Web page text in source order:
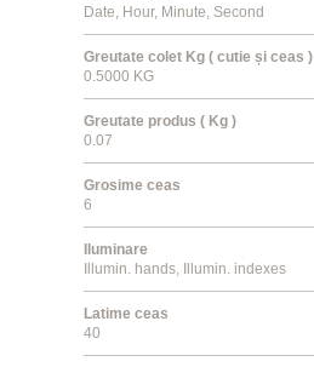
Date, Hour, Minute, Second
Greutate colet Kg ( cutie și ceas )
0.5000 KG
Greutate produs ( Kg )
0.07
Grosime ceas
6
Iluminare
Illumin. hands, Illumin. indexes
Latime ceas
40